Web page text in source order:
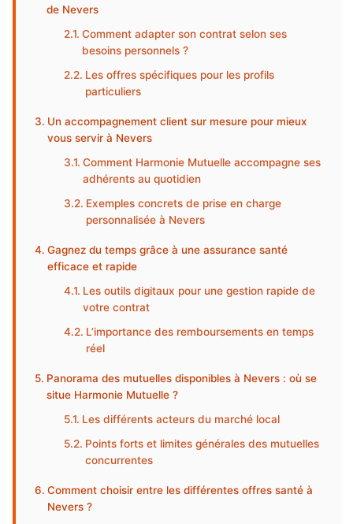
de Nevers
Comment adapter son contrat selon ses
besoins personnels ?
Les offres spécifiques pour les profils
particuliers
Un accompagnement client sur mesure pour mieux
vous servir à Nevers
Comment Harmonie Mutuelle accompagne ses
adhérents au quotidien
Exemples concrets de prise en charge
personnalisée à Nevers
Gagnez du temps grâce à une assurance santé
efficace et rapide
Les outils digitaux pour une gestion rapide de
votre contrat
L’importance des remboursements en temps
réel
Panorama des mutuelles disponibles à Nevers : où se
situe Harmonie Mutuelle ?
Les différents acteurs du marché local
Points forts et limites générales des mutuelles
concurrentes
Comment choisir entre les différentes offres santé à
Nevers ?